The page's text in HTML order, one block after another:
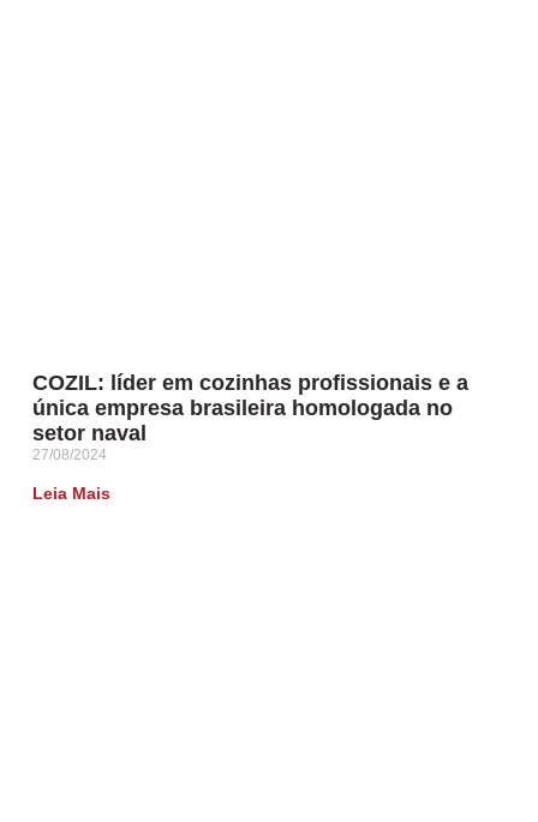
COZIL: líder em cozinhas profissionais e a
única empresa brasileira homologada no
setor naval
27/08/2024
Leia Mais